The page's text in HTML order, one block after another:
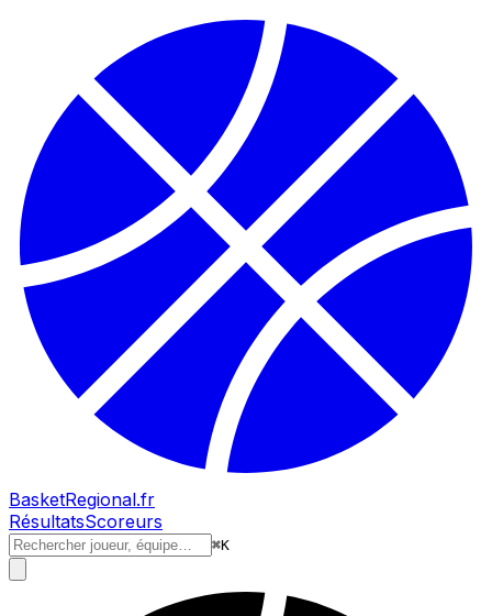
BasketRegional.fr
RésultatsScoreurs
⌘K